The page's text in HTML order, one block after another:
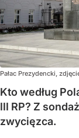
Pałac Prezydencki,
Kto według
III RP? Z
zwycięzca.